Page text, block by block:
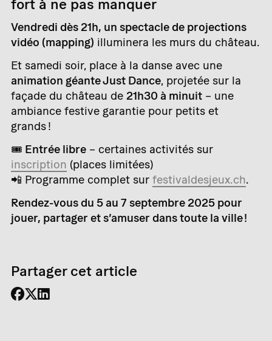
fort à ne pas manquer
Vendredi dès 21h, un spectacle de projections
vidéo (mapping) illuminera les murs du château.
Et samedi soir, place à la danse avec une
animation géante Just Dance, projetée sur la
façade du château de 21h30 à minuit – une
ambiance festive garantie pour petits et
grands !
🎟️ Entrée libre – certaines activités sur
inscription (places limitées)
📲 Programme complet sur festivaldesjeux.ch.
Rendez-vous du 5 au 7 septembre 2025 pour
jouer, partager et s’amuser dans toute la ville !
Partager cet article